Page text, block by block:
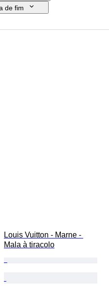
de fim
Louis Vuitton - Marne -
Mala à tiracolo